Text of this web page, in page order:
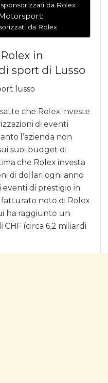
da Rolex
da Rolex
in
sport di Lusso
che Rolex investe
di eventi
l’azienda non
suoi budget di
che Rolex investa
di dollari ogni anno
eventi di prestigio in
noto di Rolex
ha raggiunto un
(circa 6,2 miliardi